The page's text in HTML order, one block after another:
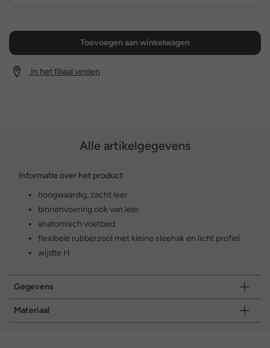
Toevoegen aan winkelwagen
In het filiaal vinden
Alle artikelgegevens
Informatie over het product
hoogwaardig, zacht leer
binnenvoering ook van leer
anatomisch voetbed
flexibele rubberzool met kleine sleehak en licht profiel
wijdte H
Gegevens
Materiaal